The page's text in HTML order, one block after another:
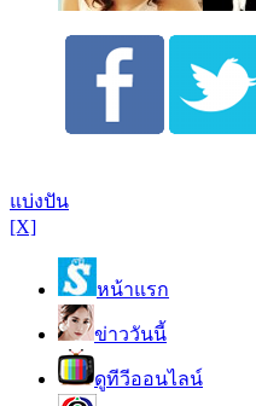
แบ่งปัน
[X]
หน้าแรก
ข่าววันนี้
ดูทีวีออนไลน์